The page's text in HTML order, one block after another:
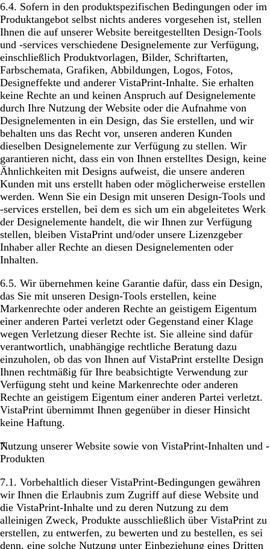
6.4. Sofern in den produktspezifischen Bedingungen oder im
Produktangebot selbst nichts anderes vorgesehen ist, stellen
Ihnen die auf unserer Website bereitgestellten Design-Tools
und -services verschiedene Designelemente zur Verfügung,
einschließlich Produktvorlagen, Bilder, Schriftarten,
Farbschemata, Grafiken, Abbildungen, Logos, Fotos,
Designeffekte und anderer VistaPrint-Inhalte. Sie erhalten
keine Rechte an und keinen Anspruch auf Designelemente
durch Ihre Nutzung der Website oder die Aufnahme von
Designelementen in ein Design, das Sie erstellen, und wir
behalten uns das Recht vor, unseren anderen Kunden
dieselben Designelemente zur Verfügung zu stellen. Wir
garantieren nicht, dass ein von Ihnen erstelltes Design, keine
Ähnlichkeiten mit Designs aufweist, die unsere anderen
Kunden mit uns erstellt haben oder möglicherweise erstellen
werden. Wenn Sie ein Design mit unseren Design-Tools und
-services erstellen, bei dem es sich um ein abgeleitetes Werk
der Designelemente handelt, die wir Ihnen zur Verfügung
stellen, bleiben VistaPrint und/oder unsere Lizenzgeber
Inhaber aller Rechte an diesen Designelementen oder
Inhalten.
6.5. Wir übernehmen keine Garantie dafür, dass ein Design,
das Sie mit unseren Design-Tools erstellen, keine
Markenrechte oder anderen Rechte an geistigem Eigentum
einer anderen Partei verletzt oder Gegenstand einer Klage
wegen Verletzung dieser Rechte ist. Sie alleine sind dafür
verantwortlich, unabhängige rechtliche Beratung dazu
einzuholen, ob das von Ihnen auf VistaPrint erstellte Design
Ihnen rechtmäßig für Ihre beabsichtigte Verwendung zur
Verfügung steht und keine Markenrechte oder anderen
Rechte an geistigem Eigentum einer anderen Partei verletzt.
VistaPrint übernimmt Ihnen gegenüber in dieser Hinsicht
keine Haftung.
Nutzung unserer Website sowie von VistaPrint-Inhalten und -
Produkten
7.1. Vorbehaltlich dieser VistaPrint-Bedingungen gewähren
wir Ihnen die Erlaubnis zum Zugriff auf diese Website und
die VistaPrint-Inhalte und zu deren Nutzung zu dem
alleinigen Zweck, Produkte ausschließlich über VistaPrint zu
erstellen, zu entwerfen, zu bewerten und zu bestellen, es sei
denn, eine solche Nutzung unter Einbeziehung eines Dritten